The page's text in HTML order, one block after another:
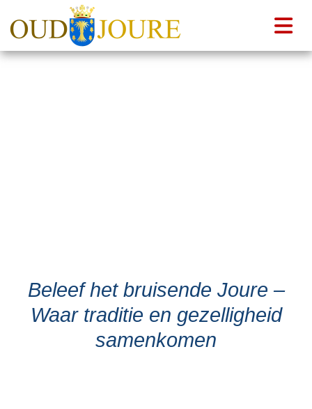
Beleef het bruisende Joure –
Waar traditie en gezelligheid
samenkomen